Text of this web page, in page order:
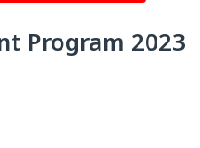
Program 2023